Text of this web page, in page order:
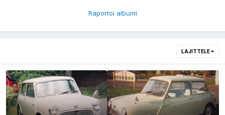
Raportoi albumi
LAJITTELE